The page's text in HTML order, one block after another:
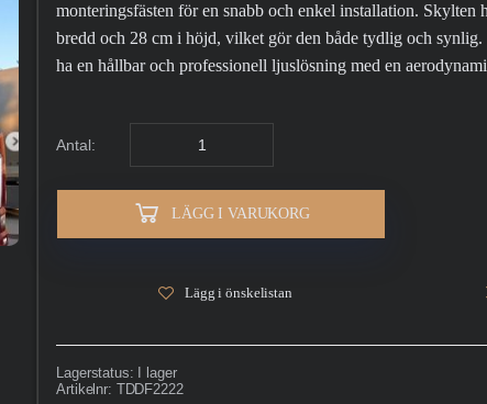
monteringsfästen för en snabb och enkel installation. Skylten
bredd och 28 cm i höjd, vilket gör den både tydlig och
ha en hållbar och professionell ljuslösning med en
Antal:
LÄGG I VARUKORG
Lägg i önskelistan
Lagerstatus:
I lager
Artikelnr: TDDF2222